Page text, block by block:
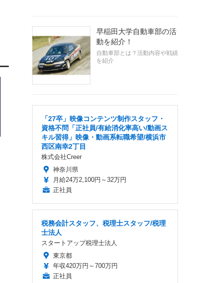
《写真提供 ホワイトハウス》
早稲田大学自動車部の活
動を紹介！
自動車部とは？活動内容や戦績
を紹介
「27卒」映像コンテンツ制作スタッフ・
資格不問「正社員/有給消化率高い/動画ス
キル習得」映像・動画系転職希望/横浜市
西区南幸2丁目
株式会社Creer
神奈川県
月給24万2,100円～32万円
正社員
税務会計スタッフ、税理士スタッフ/税理
士法人
スタートアップ税理士法人
東京都
年収420万円～700万円
正社員